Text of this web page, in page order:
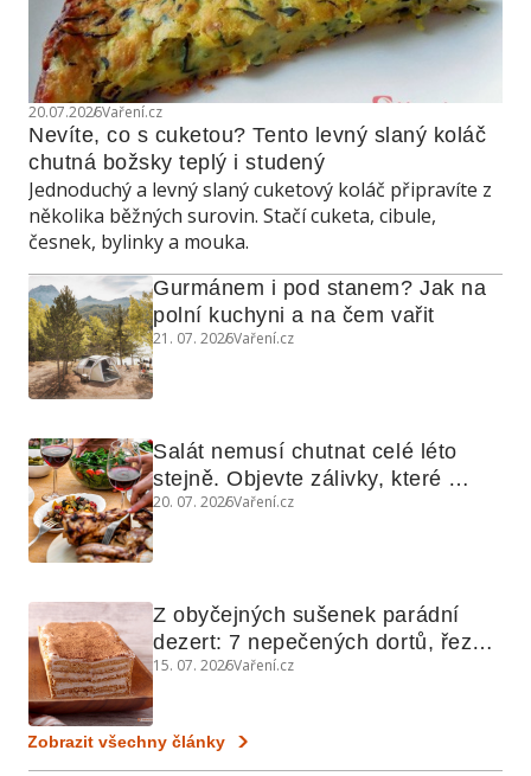
20.07.2026Vaření.cz
Nevíte, co s cuketou? Tento levný slaný koláč
chutná božsky teplý i studený
Jednoduchý a levný slaný cuketový koláč připravíte z
několika běžných surovin. Stačí cuketa, cibule,
česnek, bylinky a mouka.
Gurmánem i pod stanem? Jak na
polní kuchyni a na čem vařit
21. 07. 2026Vaření.cz
Salát nemusí chutnat celé léto
stejně. Objevte zálivky, které
využijete i na maso, nudle nebo
20. 07. 2026Vaření.cz
Z obyčejných sušenek parádní
dezert: 7 nepečených dortů, řezů
a koláčů
15. 07. 2026Vaření.cz
Zobrazit všechny články